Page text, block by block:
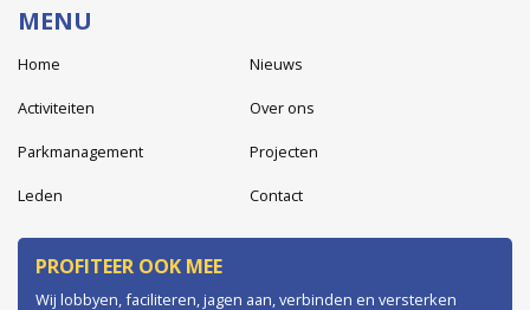
MENU
Home Nieuws
Activiteiten Over ons
Parkmanagement Projecten
Leden Contact
PROFITEER OOK MEE
Wij lobbyen, faciliteren, jagen aan, verbinden en versterken